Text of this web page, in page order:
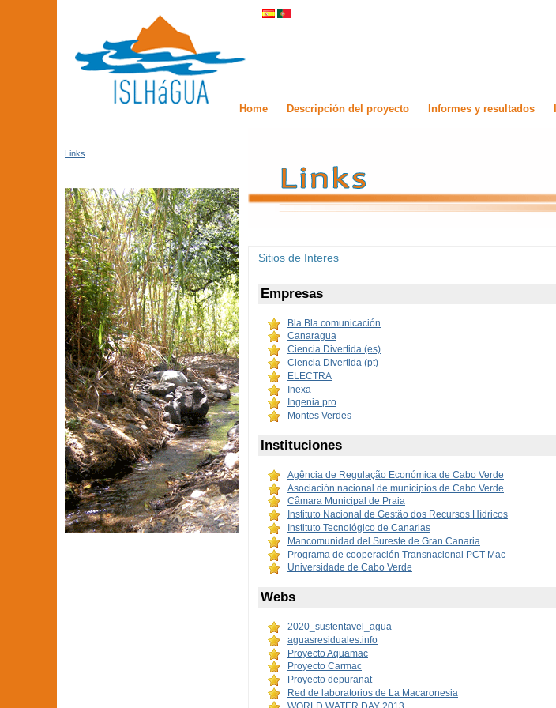
Home Descripción del proyecto Informes y resultados
Links
Sitios de Interes
Empresas
Bla Bla comunicación
Canaragua
Ciencia Divertida (es)
Ciencia Divertida (pt)
ELECTRA
Inexa
Ingenia pro
Montes Verdes
Instituciones
Agência de Regulação Económica de Cabo Verde
Asociación nacional de municipios de Cabo Verde
Câmara Municipal de Praia
Instituto Nacional de Gestão dos Recursos Hídricos
Instituto Tecnológico de Canarias
Mancomunidad del Sureste de Gran Canaria
Programa de cooperación Transnacional PCT Mac
Universidade de Cabo Verde
Webs
2020_sustentavel_agua
aguasresiduales.info
Proyecto Aquamac
Proyecto Carmac
Proyecto depuranat
Red de laboratorios de La Macaronesia